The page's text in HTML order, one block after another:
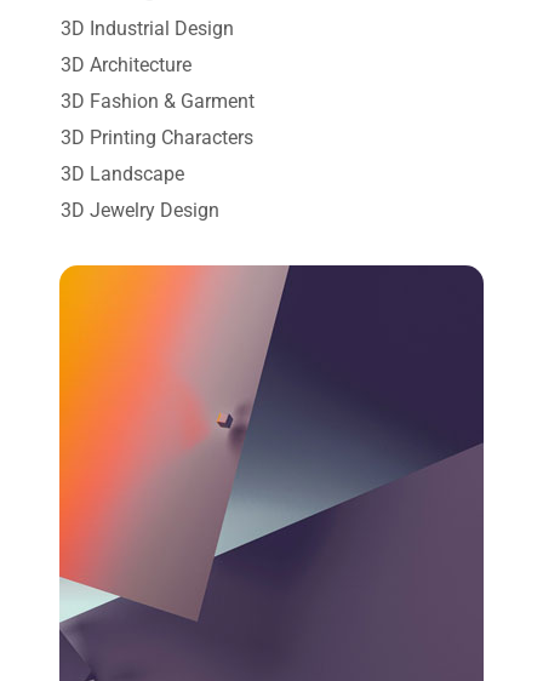
3D Industrial Design
3D Architecture
3D Fashion & Garment
3D Printing Characters
3D Landscape
3D Jewelry Design